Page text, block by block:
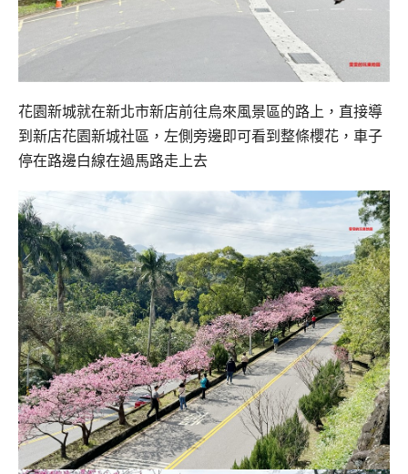
花園新城就在新北市新店前往烏來風景區的路上，直接導
到新店花園新城社區，左側旁邊即可看到整條櫻花，車子
停在路邊白線在過馬路走上去